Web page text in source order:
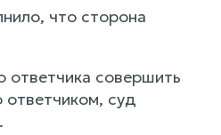
что сторона
совершить
ответчиком, суд